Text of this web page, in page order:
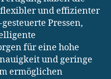
und effizienter
Pressen,
für eine hohe
und geringe
ermöglichen